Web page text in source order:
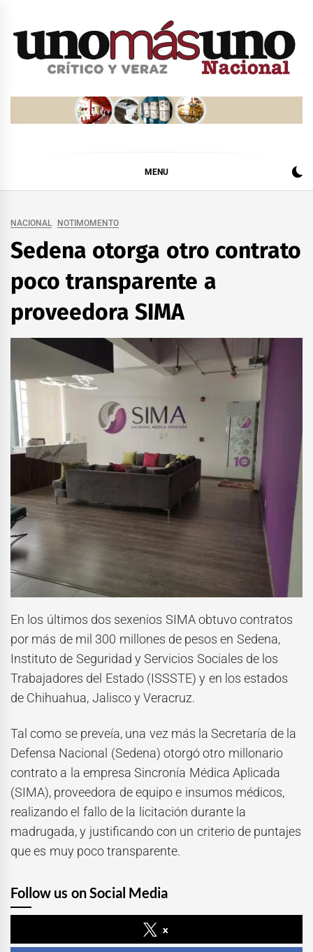
MENU
NACIONAL NOTIMOMENTO
Sedena otorga otro contrato
poco transparente a
proveedora SIMA
En los últimos dos sexenios SIMA obtuvo contratos
por más de mil 300 millones de pesos en Sedena,
Instituto de Seguridad y Servicios Sociales de los
Trabajadores del Estado (ISSSTE) y en los estados
de Chihuahua, Jalisco y Veracruz.
Tal como se preveía, una vez más la Secretaría de la
Defensa Nacional (Sedena) otorgó otro millonario
contrato a la empresa Sincronía Médica Aplicada
(SIMA), proveedora de equipo e insumos médicos,
realizando el fallo de la licitación durante la
madrugada, y justificando con un criterio de puntajes
que es muy poco transparente.
Follow us on Social Media
x